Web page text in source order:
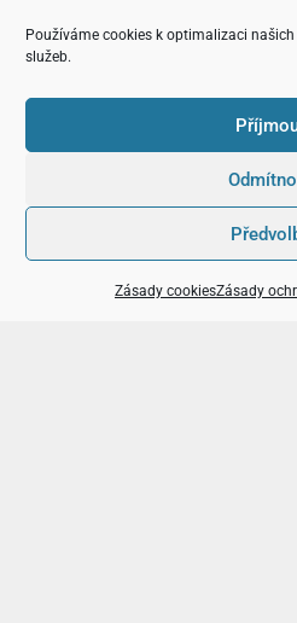
Používáme cookies k optimalizaci
služeb.
Zásady cookiesZásady